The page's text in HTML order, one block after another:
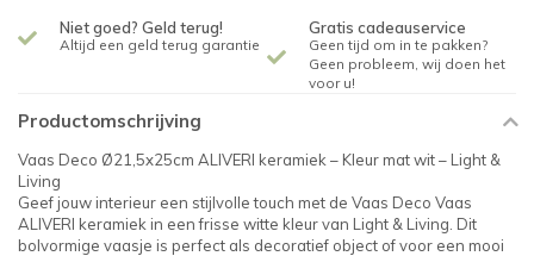
Niet goed? Geld terug!
Altijd een geld terug garantie
Gratis cadeauservice
Geen tijd om in te pakken?
Geen probleem, wij doen het
voor u!
Productomschrijving
Vaas Deco Ø21,5x25cm ALIVERI keramiek – Kleur mat wit – Light &
Living
Geef jouw interieur een stijlvolle touch met de Vaas Deco Vaas
ALIVERI keramiek in een frisse witte kleur van Light & Living. Dit
bolvormige vaasje is perfect als decoratief object of voor een mooi